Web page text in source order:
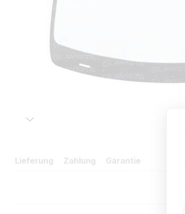
Lieferung Zahlung Garantie